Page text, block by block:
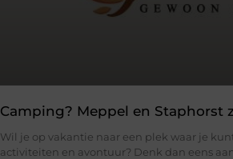
Camping? Meppel en Staphorst
Wil je op vakantie naar een plek waar je
activiteiten en avontuur? Denk dan eens